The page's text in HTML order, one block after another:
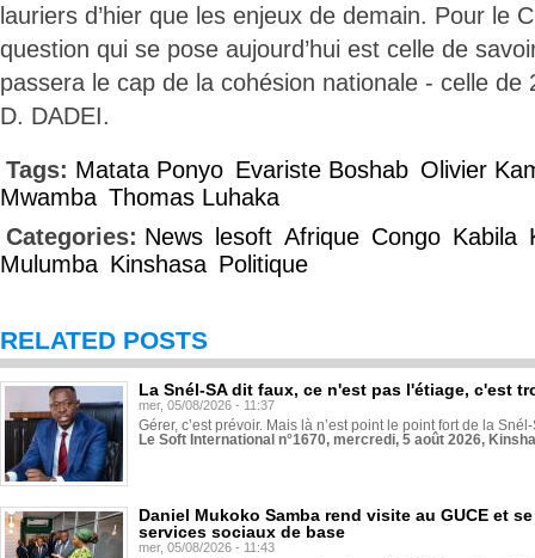
lauriers d’hier que les enjeux de demain. Pour le
question qui se pose aujourd’hui est celle de
passera le cap de la cohésion nationale - celle de
D. DADEI.
Tags: Matata Ponyo Evariste Boshab Olivier
Mwamba Thomas Luhaka
Categories: News lesoft Afrique Congo Kabila
Mulumba Kinshasa Politique
RELATED POSTS
La Snél-SA dit faux, ce n'est pas l'étiage, c'est
mer, 05/08/2026 - 11:37
Gérer, c’est prévoir. Mais là n’est point le point fort de la
Le Soft International n°1670, mercredi, 5 août 2026,
Daniel Mukoko Samba rend visite au GUCE et
services sociaux de base
mer, 05/08/2026 - 11:43